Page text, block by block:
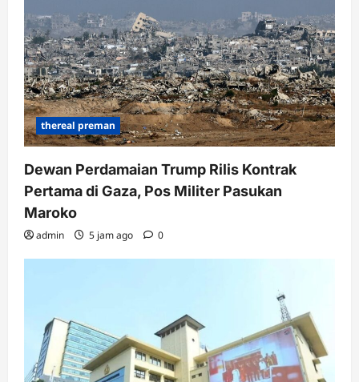
thereal preman
Dewan Perdamaian Trump Rilis Kontrak
Pertama di Gaza, Pos Militer Pasukan
Maroko
admin 5 jam ago 0